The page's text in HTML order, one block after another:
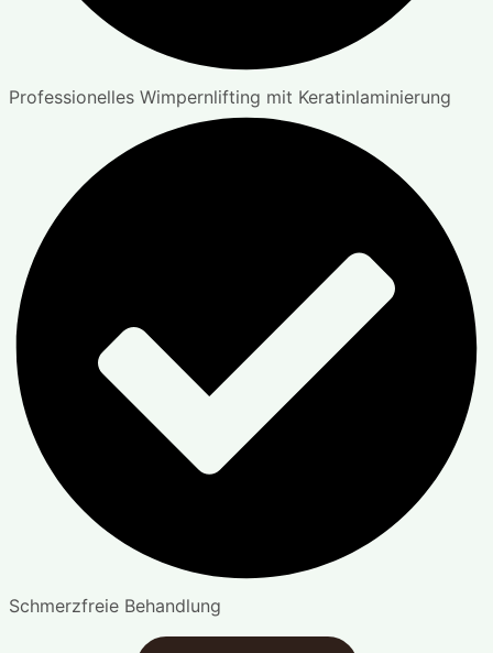
Professionelles Wimpernlifting mit Keratinlaminierung
Schmerzfreie Behandlung